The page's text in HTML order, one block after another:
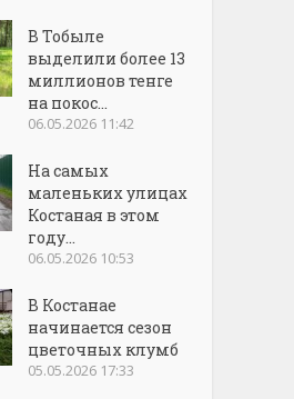
В Тобыле
выделили более 13
миллионов тенге
на покос...
06.05.2026 11:42
На самых
маленьких улицах
Костаная в этом
году...
06.05.2026 10:53
В Костанае
начинается сезон
цветочных клумб
05.05.2026 17:33